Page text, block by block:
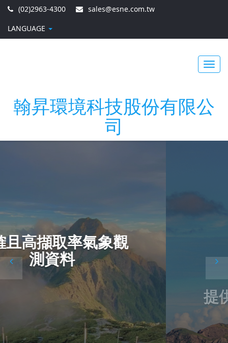
(02)2963-4300
sales@esne.com.tw
LANGUAGE
翰昇環境科技股份有限公
司
提供完整客製化最佳服
務品質
Previous